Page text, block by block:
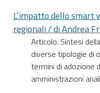
L’impatto dello smart
regionali / di Andrea
Articolo. Sintesi
diverse tipologie di
termini di adozione
amministrazioni